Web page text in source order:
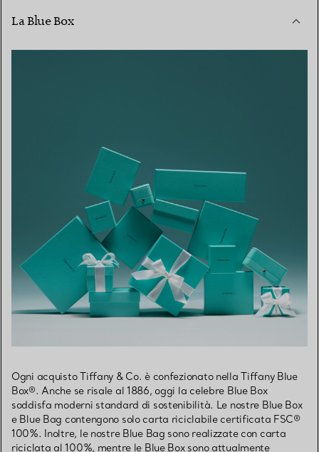
La Blue Box
Ogni acquisto Tiffany & Co. è confezionato nella Tiffany Blue
Box®. Anche se risale al 1886, oggi la celebre Blue Box
soddisfa moderni standard di sostenibilità. Le nostre Blue Box
e Blue Bag contengono solo carta riciclabile certificata FSC®
100%. Inoltre, le nostre Blue Bag sono realizzate con carta
riciclata al 100%, mentre le Blue Box sono attualmente